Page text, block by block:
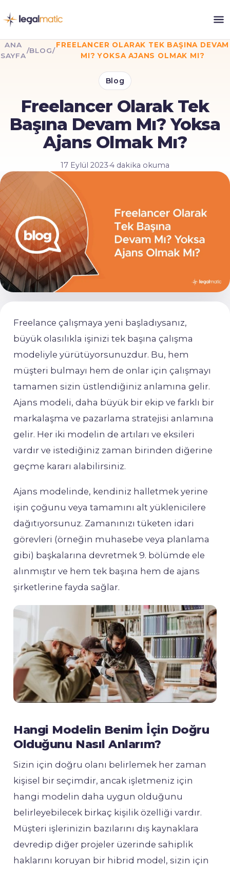
ANA
SAYFA
/BLOG/
FREELANCER OLARAK TEK BAŞINA DEVAM
MI? YOKSA AJANS OLMAK MI?
Blog
Freelancer Olarak Tek
Başına Devam Mı? Yoksa
Ajans Olmak Mı?
17 Eylül 2023·4 dakika okuma
Freelance çalışmaya yeni başladıysanız,
büyük olasılıkla işinizi tek başına çalışma
modeliyle yürütüyorsunuzdur. Bu, hem
müşteri bulmayı hem de onlar için çalışmayı
tamamen sizin üstlendiğiniz anlamına gelir.
Ajans modeli, daha büyük bir ekip ve farklı bir
markalaşma ve pazarlama stratejisi anlamına
gelir. Her iki modelin de artıları ve eksileri
vardır ve istediğiniz zaman birinden diğerine
geçme kararı alabilirsiniz.
Ajans modelinde, kendiniz halletmek yerine
işin çoğunu veya tamamını alt yüklenicilere
dağıtıyorsunuz. Zamanınızı tüketen idari
görevleri (örneğin muhasebe veya planlama
gibi) başkalarına devretmek 9. bölümde ele
alınmıştır ve hem tek başına hem de ajans
şirketlerine fayda sağlar.
Hangi Modelin Benim İçin Doğru
Olduğunu Nasıl Anlarım?
Sizin için doğru olanı belirlemek her zaman
kişisel bir seçimdir, ancak işletmeniz için
hangi modelin daha uygun olduğunu
belirleyebilecek birkaç kişilik özelliği vardır.
Müşteri işlerinizin bazılarını dış kaynaklara
devredip diğer projeler üzerinde sahiplik
haklarını koruyan bir hibrid model, sizin için